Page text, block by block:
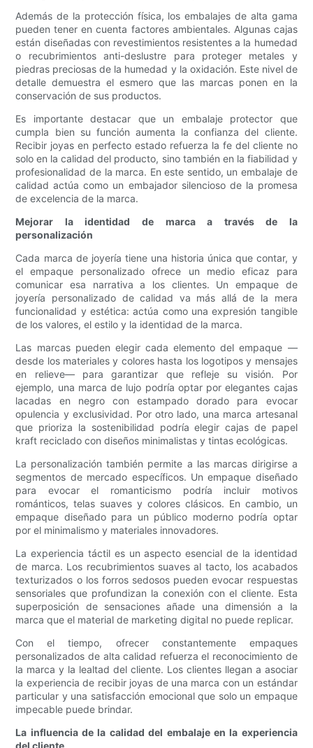
Además de la protección física, los embalajes de alta gama
pueden tener en cuenta factores ambientales. Algunas cajas
están diseñadas con revestimientos resistentes a la humedad
o recubrimientos anti-deslustre para proteger metales y
piedras preciosas de la humedad y la oxidación. Este nivel de
detalle demuestra el esmero que las marcas ponen en la
conservación de sus productos.
Es importante destacar que un embalaje protector que
cumpla bien su función aumenta la confianza del cliente.
Recibir joyas en perfecto estado refuerza la fe del cliente no
solo en la calidad del producto, sino también en la fiabilidad y
profesionalidad de la marca. En este sentido, un embalaje de
calidad actúa como un embajador silencioso de la promesa
de excelencia de la marca.
Mejorar la identidad de marca a través de la
personalización
Cada marca de joyería tiene una historia única que contar, y
el empaque personalizado ofrece un medio eficaz para
comunicar esa narrativa a los clientes. Un empaque de
joyería personalizado de calidad va más allá de la mera
funcionalidad y estética: actúa como una expresión tangible
de los valores, el estilo y la identidad de la marca.
Las marcas pueden elegir cada elemento del empaque —
desde los materiales y colores hasta los logotipos y mensajes
en relieve— para garantizar que refleje su visión. Por
ejemplo, una marca de lujo podría optar por elegantes cajas
lacadas en negro con estampado dorado para evocar
opulencia y exclusividad. Por otro lado, una marca artesanal
que prioriza la sostenibilidad podría elegir cajas de papel
kraft reciclado con diseños minimalistas y tintas ecológicas.
La personalización también permite a las marcas dirigirse a
segmentos de mercado específicos. Un empaque diseñado
para evocar el romanticismo podría incluir motivos
románticos, telas suaves y colores clásicos. En cambio, un
empaque diseñado para un público moderno podría optar
por el minimalismo y materiales innovadores.
La experiencia táctil es un aspecto esencial de la identidad
de marca. Los recubrimientos suaves al tacto, los acabados
texturizados o los forros sedosos pueden evocar respuestas
sensoriales que profundizan la conexión con el cliente. Esta
superposición de sensaciones añade una dimensión a la
marca que el material de marketing digital no puede replicar.
Con el tiempo, ofrecer constantemente empaques
personalizados de alta calidad refuerza el reconocimiento de
la marca y la lealtad del cliente. Los clientes llegan a asociar
la experiencia de recibir joyas de una marca con un estándar
particular y una satisfacción emocional que solo un empaque
impecable puede brindar.
La influencia de la calidad del embalaje en la experiencia